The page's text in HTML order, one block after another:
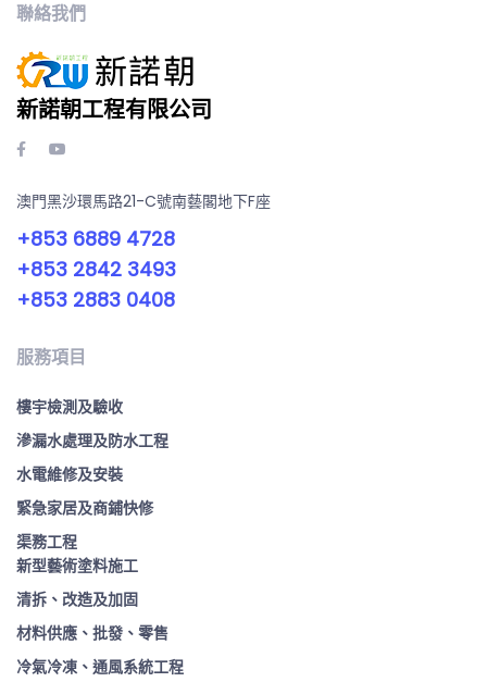
聯絡我們
新諾朝工程有限公司
澳門黑沙環馬路21-C號南藝閣地下F座
+853 6889 4728
+853 2842 3493
+853 2883 0408
服務項目
樓宇檢測及驗收
滲漏水處理及防水工程
水電維修及安裝
緊急家居及商鋪快修
渠務工程
新型藝術塗料施工
清拆、改造及加固
材料供應、批發、零售
冷氣冷凍、通風系統工程